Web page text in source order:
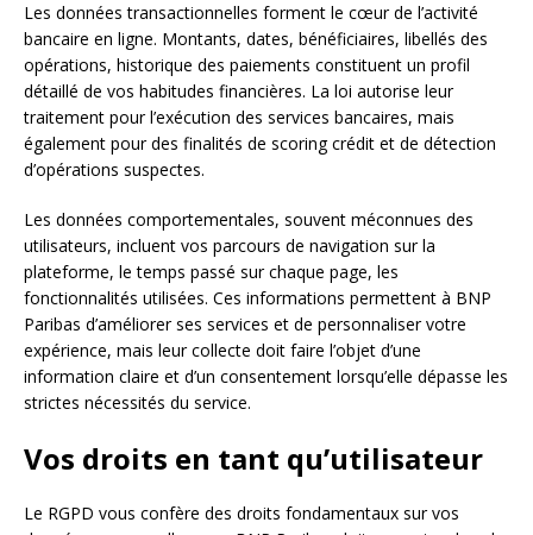
Les données transactionnelles forment le cœur de l’activité
bancaire en ligne. Montants, dates, bénéficiaires, libellés des
opérations, historique des paiements constituent un profil
détaillé de vos habitudes financières. La loi autorise leur
traitement pour l’exécution des services bancaires, mais
également pour des finalités de scoring crédit et de détection
d’opérations suspectes.
Les données comportementales, souvent méconnues des
utilisateurs, incluent vos parcours de navigation sur la
plateforme, le temps passé sur chaque page, les
fonctionnalités utilisées. Ces informations permettent à BNP
Paribas d’améliorer ses services et de personnaliser votre
expérience, mais leur collecte doit faire l’objet d’une
information claire et d’un consentement lorsqu’elle dépasse les
strictes nécessités du service.
Vos droits en tant qu’utilisateur
Le RGPD vous confère des droits fondamentaux sur vos